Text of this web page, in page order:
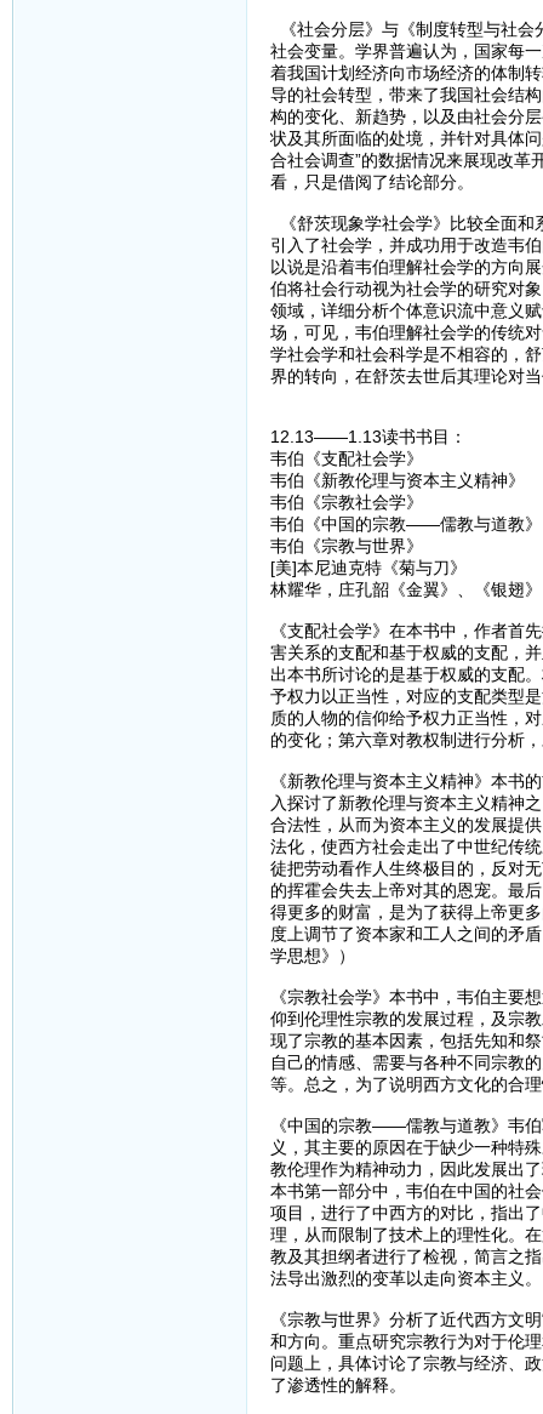
《社会分层》与《制度转型与社
社会变量。学界普遍认为，国家每
着我国计划经济向市场经济的体制
导的社会转型，带来了我国社会结
构的变化、新趋势，以及由社会分
状及其所面临的处境，并针对具体
合社会调查”的数据情况来展现改革
看，只是借阅了结论部分。
《舒茨现象学社会学》比较全面
引入了社会学，并成功用于改造韦
以说是沿着韦伯理解社会学的方向
伯将社会行动视为社会学的研究对
领域，详细分析个体意识流中意义
场，可见，韦伯理解社会学的传统
学社会学和社会科学是不相容的，
界的转向，在舒茨去世后其理论对
12.13——1.13读书书目：
韦伯《支配社会学》
韦伯《新教伦理与资本主义精神》
韦伯《宗教社会学》
韦伯《中国的宗教——儒教与道教》
韦伯《宗教与世界》
[美]本尼迪克特《菊与刀》
林耀华，庄孔韶《金翼》、《银翅
《支配社会学》在本书中，作者首
害关系的支配和基于权威的支配，
出本书所讨论的是基于权威的支配
予权力以正当性，对应的支配类型
质的人物的信仰给予权力正当性，
的变化；第六章对教权制进行分析
《新教伦理与资本主义精神》本书
入探讨了新教伦理与资本主义精神
合法性，从而为资本主义的发展提
法化，使西方社会走出了中世纪传
徒把劳动看作人生终极目的，反对
的挥霍会失去上帝对其的恩宠。最
得更多的财富，是为了获得上帝更
度上调节了资本家和工人之间的矛
学思想》）
《宗教社会学》本书中，韦伯主要
仰到伦理性宗教的发展过程，及宗
现了宗教的基本因素，包括先知和
自己的情感、需要与各种不同宗教
等。总之，为了说明西方文化的合
《中国的宗教——儒教与道教》韦
义，其主要的原因在于缺少一种特
教伦理作为精神动力，因此发展出
本书第一部分中，韦伯在中国的社
项目，进行了中西方的对比，指出
理，从而限制了技术上的理性化。
教及其担纲者进行了检视，简言之
法导出激烈的变革以走向资本主义。
《宗教与世界》分析了近代西方文
和方向。重点研究宗教行为对于伦
问题上，具体讨论了宗教与经济、
了渗透性的解释。